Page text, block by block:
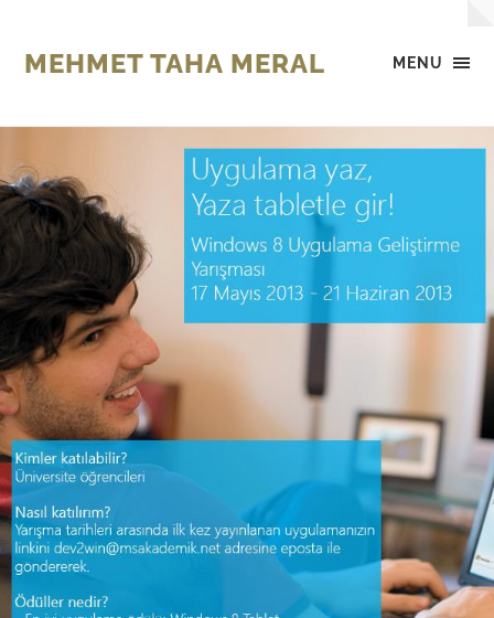
MENU
MEHMET TAHA MERAL